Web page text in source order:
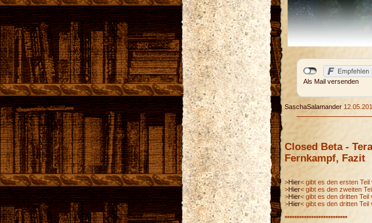
Als Mail versenden
SaschaSalamander
Closed Beta -
Fernkampf, Fazit
>Hier< gibt es den ersten
>Hier< gibt es den zweiten
>Hier< gibt es den dritten
>Hier< gibt es den dritten
**************************